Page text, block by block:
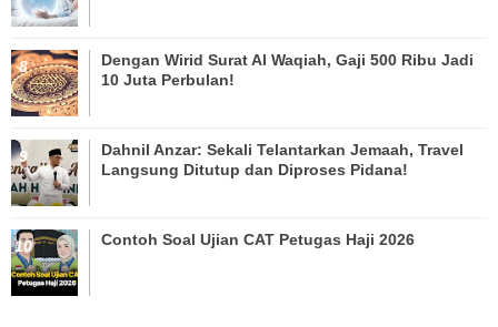
Dengan Wirid Surat Al Waqiah, Gaji 500 Ribu Jadi
10 Juta Perbulan!
Dahnil Anzar: Sekali Telantarkan Jemaah, Travel
Langsung Ditutup dan Diproses Pidana!
Contoh Soal Ujian CAT Petugas Haji 2026